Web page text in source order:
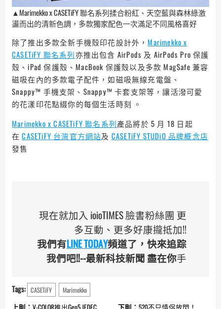
▲Marimekko x CASETiFY 聯名系列揉合粉紅、天空藍與森林綠激
盪而出的清新色調，多款獨家配色一次滿足不同風格喜好
除了推出多款全新手機殼印花設計外， Marimekko x
CASETiFY 聯名系列亦推出包含 AirPods 及 AirPods Pro 保護
殼、iPad 保護殼、MacBook 保護殼以及多款 MagSafe 兼容
磁吸在內的多款電子配件，如磁吸無線充電盤、
Snappy™ 手機支架、Snappy™ 卡套支架等，讓活潑可愛
的花漾印花點綴你的每個生活時刻 。
Marimekko x CASETiFY 聯名系列產品將於 5 月 18 日起
在CASETiFY 台灣官方網站及 CASETiFY STUDiO 品牌概念店
發售
現在就加入 ioioTIMES 臉書粉絲團 更
多互動、更多好康攏抵加!!
我們有LINE TODAY頻道了，快來追踪
我們吧!!--最新科技新聞 盡在你手
Tags: CASETiFY Marimekko